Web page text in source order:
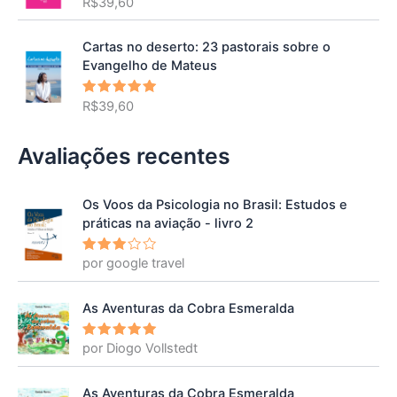
de 5
Cartas no deserto: 23 pastorais sobre o
Evangelho de Mateus
Avaliação
de 5
R$39,60
Avaliações recentes
Os Voos da Psicologia no Brasil: Estudos e
práticas na aviação - livro 2
Avalia
ção3
por google travel
As Aventuras da Cobra Esmeralda
Avaliação
5
por Diogo Vollstedt
As Aventuras da Cobra Esmeralda